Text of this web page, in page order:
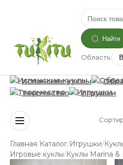
Найти
Область:
Испанские куклы
Творчество
Игрушки
Главная/Каталог/Игрушки/
Игровые куклы/Куклы Marina &